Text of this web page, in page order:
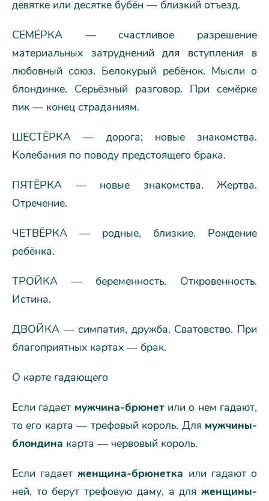
девятке или десятке бубён — близкий отъезд.
СЕМЁРКА — счастливое разрешение
материальных затруднений для вступления в
любовный союз. Белокурый ребёнок. Мысли о
блондинке. Серьёзный разговор. При семёрке
пик — конец страданиям.
ШЕСТЁРКА — дорога; новые знакомства.
Колебания по поводу предстоящего брака.
ПЯТЁРКА — новые знакомства. Жертва.
Отречение.
ЧЕТВЁРКА — родные, близкие. Рождение
ребёнка.
ТРОЙКА — беременность. Откровенность.
Истина.
ДВОЙКА — симпатия, дружба. Сватовство. При
благоприятных картах — брак.
О карте гадающего
Если гадает мужчина-брюнетили о нем гадают,
то его карта — трефовый король. Для мужчины-
блондина карта — червовый король.
Если гадаетженщина-брюнетка или гадают о
ней, то берут трефовую даму, а для женщины-